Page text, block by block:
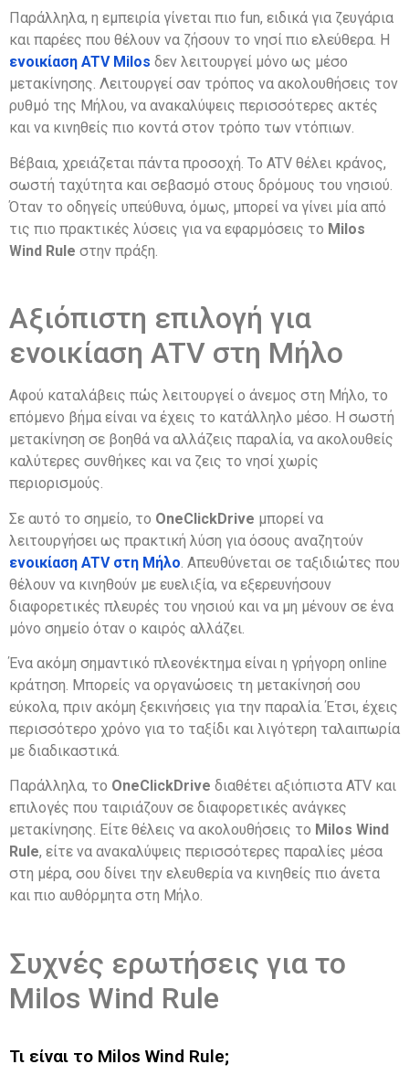
Παράλληλα, η εμπειρία γίνεται πιο fun, ειδικά για ζευγάρια
και παρέες που θέλουν να ζήσουν το νησί πιο ελεύθερα. Η
ενοικίαση ATV Milos δεν λειτουργεί μόνο ως μέσο
μετακίνησης. Λειτουργεί σαν τρόπος να ακολουθήσεις τον
ρυθμό της Μήλου, να ανακαλύψεις περισσότερες ακτές
και να κινηθείς πιο κοντά στον τρόπο των ντόπιων.
Βέβαια, χρειάζεται πάντα προσοχή. Το ATV θέλει κράνος,
σωστή ταχύτητα και σεβασμό στους δρόμους του νησιού.
Όταν το οδηγείς υπεύθυνα, όμως, μπορεί να γίνει μία από
τις πιο πρακτικές λύσεις για να εφαρμόσεις το Milos
Wind Rule στην πράξη.
Αξιόπιστη επιλογή για
ενοικίαση ATV στη Μήλο
Αφού καταλάβεις πώς λειτουργεί ο άνεμος στη Μήλο, το
επόμενο βήμα είναι να έχεις το κατάλληλο μέσο. Η σωστή
μετακίνηση σε βοηθά να αλλάζεις παραλία, να ακολουθείς
καλύτερες συνθήκες και να ζεις το νησί χωρίς
περιορισμούς.
Σε αυτό το σημείο, το OneClickDrive μπορεί να
λειτουργήσει ως πρακτική λύση για όσους αναζητούν
ενοικίαση ATV στη Μήλο . Απευθύνεται σε ταξιδιώτες που
θέλουν να κινηθούν με ευελιξία, να εξερευνήσουν
διαφορετικές πλευρές του νησιού και να μη μένουν σε ένα
μόνο σημείο όταν ο καιρός αλλάζει.
Ένα ακόμη σημαντικό πλεονέκτημα είναι η γρήγορη online
κράτηση. Μπορείς να οργανώσεις τη μετακίνησή σου
εύκολα, πριν ακόμη ξεκινήσεις για την παραλία. Έτσι, έχεις
περισσότερο χρόνο για το ταξίδι και λιγότερη ταλαιπωρία
με διαδικαστικά.
Παράλληλα, το OneClickDrive διαθέτει αξιόπιστα ATV και
επιλογές που ταιριάζουν σε διαφορετικές ανάγκες
μετακίνησης. Είτε θέλεις να ακολουθήσεις το Milos Wind
Rule, είτε να ανακαλύψεις περισσότερες παραλίες μέσα
στη μέρα, σου δίνει την ελευθερία να κινηθείς πιο άνετα
και πιο αυθόρμητα στη Μήλο.
Συχνές ερωτήσεις για το
Milos Wind Rule
Τι είναι το Milos Wind Rule;